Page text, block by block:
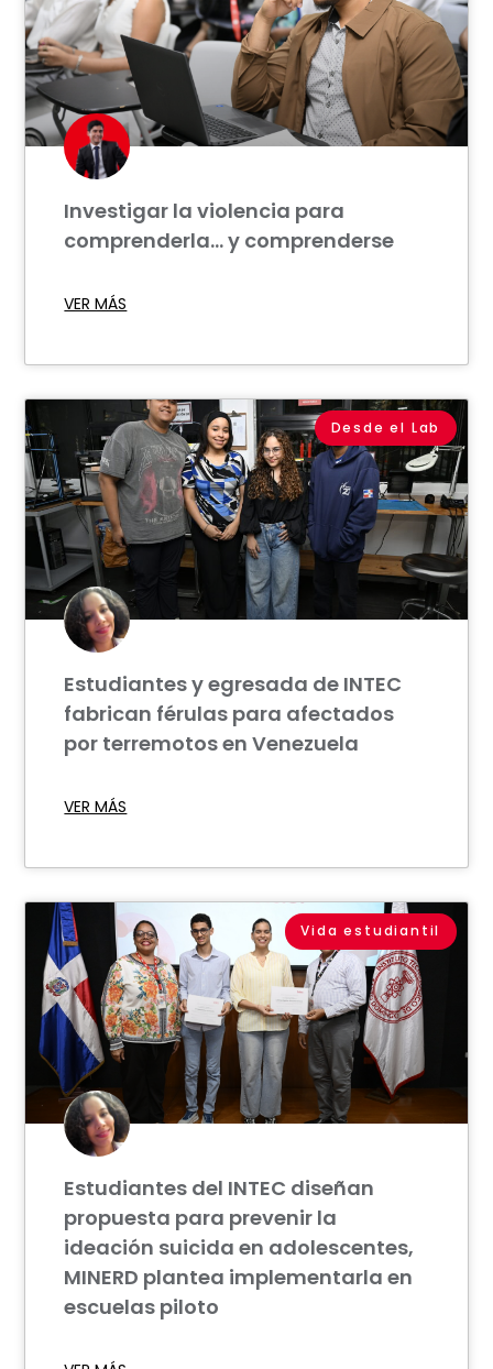
Investigar la violencia para
comprenderla… y comprenderse
VER MÁS
Desde el Lab
Estudiantes y egresada de INTEC
fabrican férulas para afectados
por terremotos en Venezuela
VER MÁS
Vida estudiantil
Estudiantes del INTEC diseñan
propuesta para prevenir la
ideación suicida en adolescentes,
MINERD plantea implementarla en
escuelas piloto